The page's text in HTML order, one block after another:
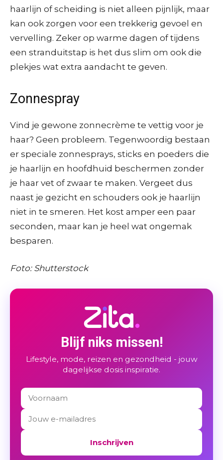
haarlijn of scheiding is niet alleen pijnlijk, maar
kan ook zorgen voor een trekkerig gevoel en
vervelling. Zeker op warme dagen of tijdens
een stranduitstap is het dus slim om ook die
plekjes wat extra aandacht te geven.
Zonnespray
Vind je gewone zonnecrème te vettig voor je
haar? Geen probleem. Tegenwoordig bestaan
er speciale zonnesprays, sticks en poeders die
je haarlijn en hoofdhuid beschermen zonder
je haar vet of zwaar te maken. Vergeet dus
naast je gezicht en schouders ook je haarlijn
niet in te smeren. Het kost amper een paar
seconden, maar kan je heel wat ongemak
besparen.
Foto: Shutterstock
Blijf niks missen!
Lifestyle, mode, reizen en gezondheid - jouw
dagelijkse dosis inspiratie.
Inschrijven